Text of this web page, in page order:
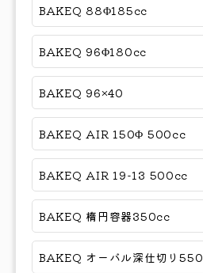
BAKEQ 88Φ185cc
BAKEQ 96Φ180cc
BAKEQ 96×40
BAKEQ AIR 150Φ 500cc
BAKEQ AIR 19-13 500cc
BAKEQ 楕円容器350cc
BAKEQ オーバル深仕切り550